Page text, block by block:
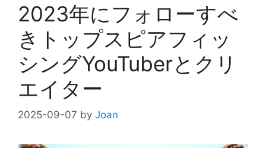
2023年にフォローすべ
きトップスピアフィッ
シングYouTuberとクリ
エイター
2025-09-07 by Joan